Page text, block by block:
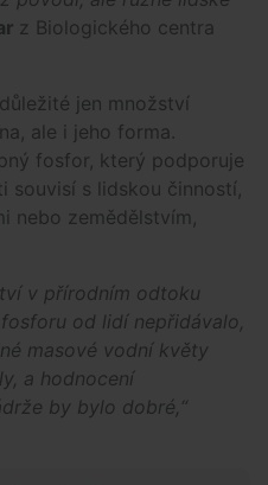
z Biologického centra
jen množství
ale i jeho forma.
fosfor, který podporuje
souvisí s lidskou činností,
nebo zemědělstvím,
v přírodním odtoku
od lidí nepřidávalo,
masové vodní květy
a hodnocení
by bylo dobré,“